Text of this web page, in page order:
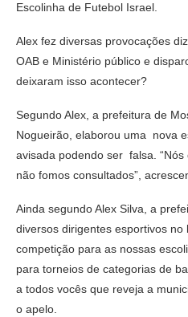
Escolinha de Futebol Israel.
Alex fez diversas provocações
OAB e Ministério público e
deixaram isso acontecer?
Segundo Alex, a prefeitura de
Nogueirão, elaborou uma nova
avisada podendo ser falsa.
não fomos consultados”,
Ainda segundo Alex Silva, a
diversos dirigentes esportivos no
competição para as nossas
para torneios de categorias de
a todos vocês que reveja a
o apelo.